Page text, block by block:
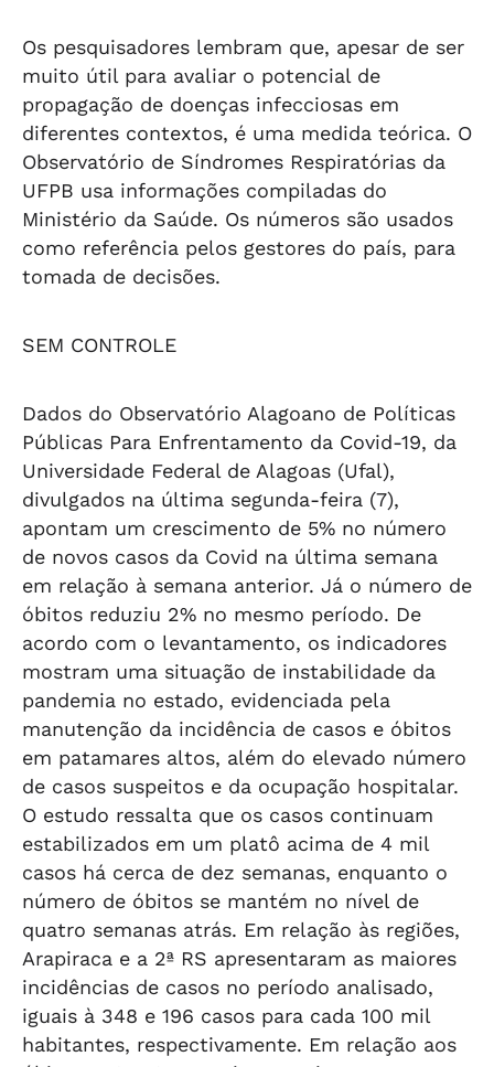
Os pesquisadores lembram que, apesar de ser
muito útil para avaliar o potencial de
propagação de doenças infecciosas em
diferentes contextos, é uma medida teórica. O
Observatório de Síndromes Respiratórias da
UFPB usa informações compiladas do
Ministério da Saúde. Os números são usados
como referência pelos gestores do país, para
tomada de decisões.
SEM CONTROLE
Dados do Observatório Alagoano de Políticas
Públicas Para Enfrentamento da Covid-19, da
Universidade Federal de Alagoas (Ufal),
divulgados na última segunda-feira (7),
apontam um crescimento de 5% no número
de novos casos da Covid na última semana
em relação à semana anterior. Já o número de
óbitos reduziu 2% no mesmo período. De
acordo com o levantamento, os indicadores
mostram uma situação de instabilidade da
pandemia no estado, evidenciada pela
manutenção da incidência de casos e óbitos
em patamares altos, além do elevado número
de casos suspeitos e da ocupação hospitalar.
O estudo ressalta que os casos continuam
estabilizados em um platô acima de 4 mil
casos há cerca de dez semanas, enquanto o
número de óbitos se mantém no nível de
quatro semanas atrás. Em relação às regiões,
Arapiraca e a 2ª RS apresentaram as maiores
incidências de casos no período analisado,
iguais à 348 e 196 casos para cada 100 mil
habitantes, respectivamente. Em relação aos